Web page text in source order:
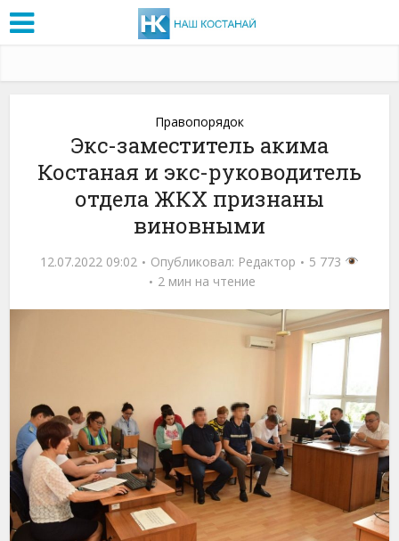
Правопорядок
Экс-заместитель акима
Костаная и экс-руководитель
отдела ЖКХ признаны
виновными
12.07.2022 09:02 Опубликовал: Редактор
5 773
2 мин на чтение